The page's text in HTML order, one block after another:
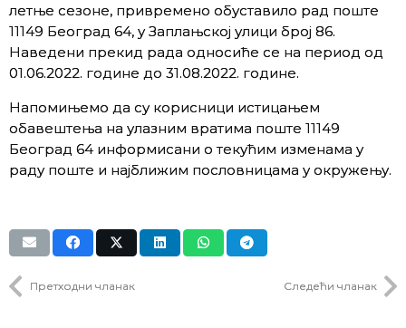
летње сезоне, привремено обуставилo рад поште
11149 Београд 64, у Заплањској улици број 86.
Наведени прекид рада односиће се на период од
01.06.2022. године до 31.08.2022. године.
Напомињемо да су корисници истицањем
обавештења на улазним вратима поште 11149
Београд 64 информисани о текућим изменама у
раду поште и најближим пословницама у окружењу.
Претходни чланак Следећи чланак